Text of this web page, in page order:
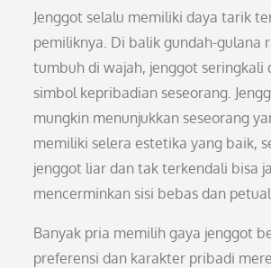
Jenggot selalu memiliki daya tarik
pemiliknya. Di balik gundah-gulana
tumbuh di wajah, jenggot seringkali
simbol kepribadian seseorang.
mungkin menunjukkan seseorang
memiliki selera estetika yang baik,
jenggot liar dan tak terkendali bisa
mencerminkan sisi bebas dan
Banyak pria memilih gaya jenggot
preferensi dan karakter pribadi